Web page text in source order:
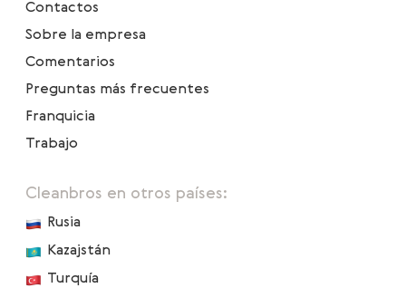
Contactos
Sobre la empresa
Comentarios
Preguntas más frecuentes
Franquicia
Trabajo
Cleanbros en otros países:
Rusia
Kazajstán
Turquía